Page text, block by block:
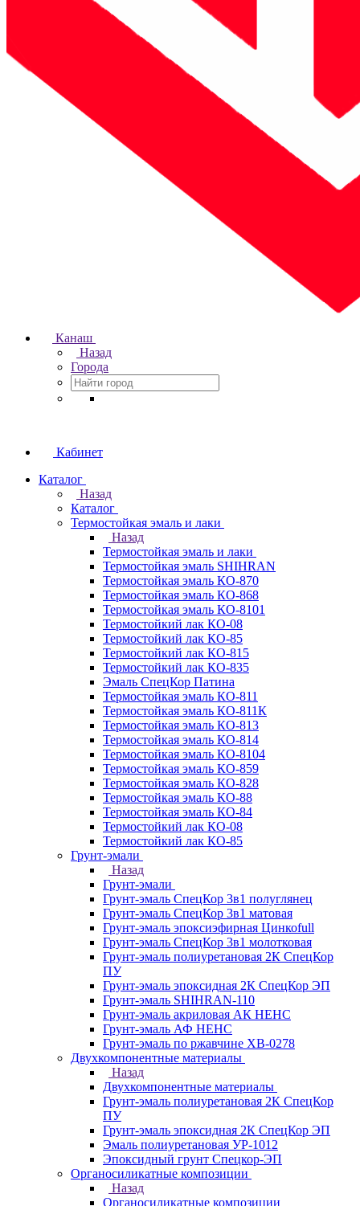
Канаш
Назад
Города
Кабинет
Каталог
Назад
Каталог
Термостойкая эмаль и лаки
Назад
Термостойкая эмаль и лаки
Термостойкая эмаль SHIHRAN
Термостойкая эмаль КО-870
Термостойкая эмаль КО-868
Термостойкая эмаль КО-8101
Термостойкий лак КО-08
Термостойкий лак КО-85
Термостойкий лак КО-815
Термостойкий лак КО-835
Эмаль СпецКор Патина
Термостойкая эмаль КО-811
Термостойкая эмаль КО-811К
Термостойкая эмаль КО-813
Термостойкая эмаль КО-814
Термостойкая эмаль КО-8104
Термостойкая эмаль КО-859
Термостойкая эмаль КО-828
Термостойкая эмаль КО-88
Термостойкая эмаль КО-84
Термостойкий лак КО-08
Термостойкий лак КО-85
Грунт-эмали
Назад
Грунт-эмали
Грунт-эмаль СпецКор 3в1 полуглянец
Грунт-эмаль СпецКор 3в1 матовая
Грунт-эмаль эпоксиэфирная Цинкоfull
Грунт-эмаль СпецКор 3в1 молотковая
Грунт-эмаль полиуретановая 2К СпецКор
ПУ
Грунт-эмаль эпоксидная 2К СпецКор ЭП
Грунт-эмаль SHIHRAN-110
Грунт-эмаль акриловая АК НЕНС
Грунт-эмаль АФ НЕНС
Грунт-эмаль по ржавчине ХВ-0278
Двухкомпонентные материалы
Назад
Двухкомпонентные материалы
Грунт-эмаль полиуретановая 2К СпецКор
ПУ
Грунт-эмаль эпоксидная 2К СпецКор ЭП
Эмаль полиуретановая УР-1012
Эпоксидный грунт Спецкор-ЭП
Органосиликатные композиции
Назад
Органосиликатные композиции